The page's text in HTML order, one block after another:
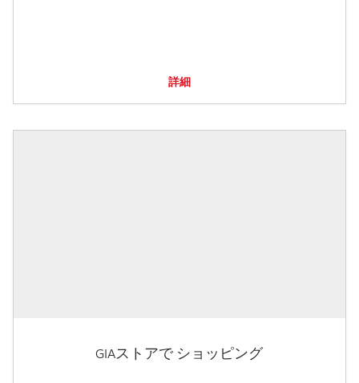
詳細
GIAストアで ショッピング